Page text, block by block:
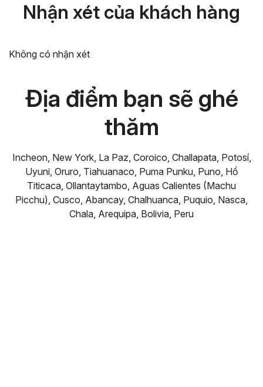
Nhận xét của khách hàng
Không có nhận xét
Địa điểm bạn sẽ ghé
thăm
Incheon, New York, La Paz, Coroico, Challapata, Potosí,
Uyuni, Oruro, Tiahuanaco, Puma Punku, Puno, Hồ
Titicaca, Ollantaytambo, Aguas Calientes (Machu
Picchu), Cusco, Abancay, Chalhuanca, Puquio, Nasca,
Chala, Arequipa, Bolivia, Peru